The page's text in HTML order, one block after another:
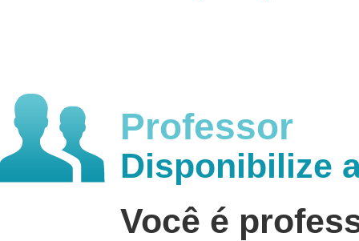
Professor
Disponibilize
Você é